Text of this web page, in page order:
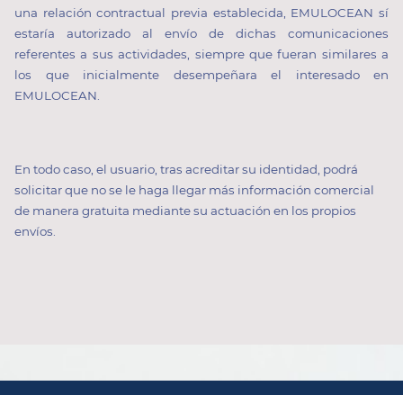
una relación contractual previa establecida, EMULOCEAN sí
estaría autorizado al envío de dichas comunicaciones
referentes a sus actividades, siempre que fueran similares a
los que inicialmente desempeñara el interesado en
EMULOCEAN.
En todo caso, el usuario, tras acreditar su identidad, podrá
solicitar que no se le haga llegar más información comercial
de manera gratuita mediante su actuación en los propios
envíos.